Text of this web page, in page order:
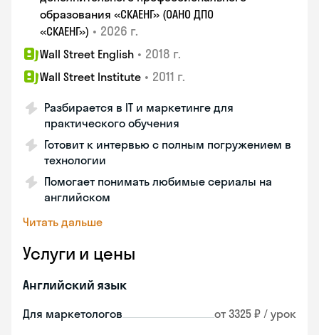
образования «СКАЕНГ» (ОАНО ДПО
«СКАЕНГ») • 2026 г.
Wall Street English • 2018 г.
Wall Street Institute • 2011 г.
Разбирается в IT и маркетинге для
практического обучения
Готовит к интервью с полным погружением в
технологии
Помогает понимать любимые сериалы на
английском
Читать дальше
Услуги и цены
Английский язык
Для маркетологов от 3325 ₽ / урок